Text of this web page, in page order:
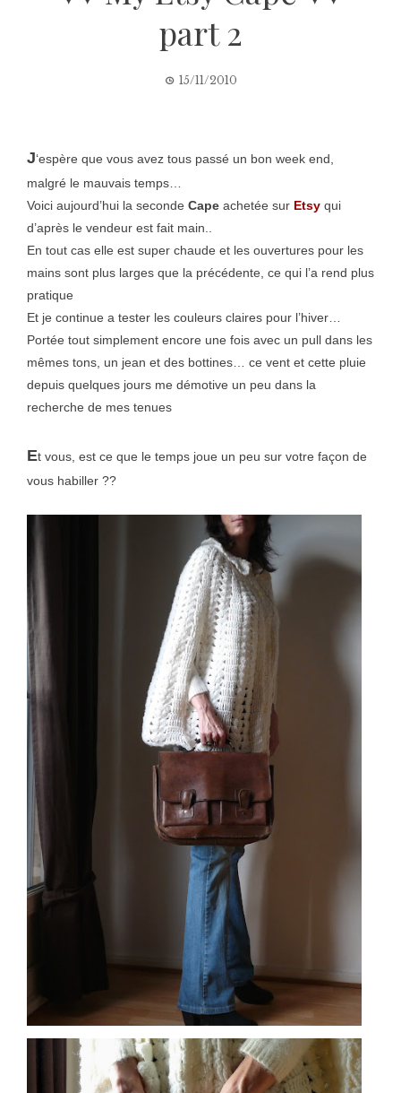
part 2
15/11/2010
J‘espère que vous avez tous passé un bon week end,
malgré le mauvais temps…
Voici aujourd’hui la seconde Cape achetée sur Etsy qui
d’après le vendeur est fait main..
En tout cas elle est super chaude et les ouvertures pour les
mains sont plus larges que la précédente, ce qui l’a rend plus
pratique
Et je continue a tester les couleurs claires pour l’hiver…
Portée tout simplement encore une fois avec un pull dans les
mêmes tons, un jean et des bottines… ce vent et cette pluie
depuis quelques jours me démotive un peu dans la
recherche de mes tenues
Et vous, est ce que le temps joue un peu sur votre façon de
vous habiller ??